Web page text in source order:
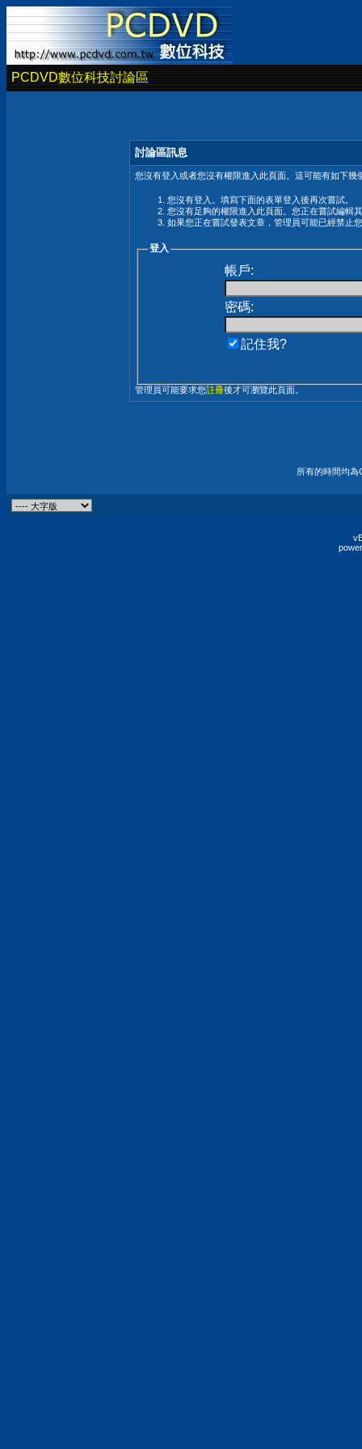
PCDVD數位科技討論區
討論區訊息
您沒有登入或者您沒有權限進入此頁面。這可能有如下幾
您沒有登入。填寫下面的表單登入後再次嘗試。
您沒有足夠的權限進入此頁面。您正在嘗試編輯
如果您正在嘗試發表文章，管理員可能已經禁止
登入
帳戶:
密碼:
記住我?
管理員可能要求您註冊後才可瀏覽此頁面。
所有的時間均為